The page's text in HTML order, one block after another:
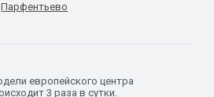
Парфентьево
европейского центра
3 раза в сутки.